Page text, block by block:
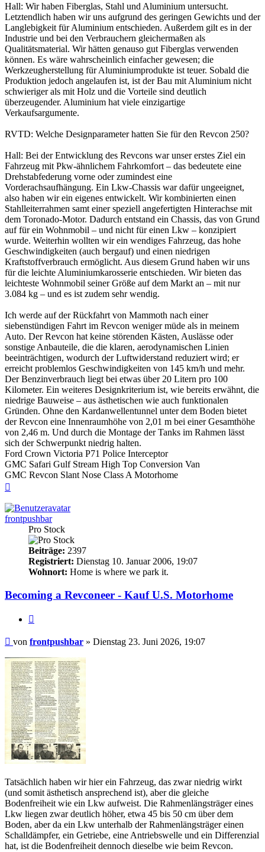
Hall: Wir haben Fiberglas, Stahl und Aluminium untersucht.
Letztendlich haben wir uns aufgrund des geringen Gewichts und der
Langlebigkeit für Aluminium entschieden. Außerdem gilt es in der
Industrie und bei den Verbrauchern gleichermaßen als
Qualitätsmaterial. Wir hätten genauso gut Fiberglas verwenden
können. Es wäre wahrscheinlich einfacher gewesen; die
Werkzeugherstellung für Aluminiumprodukte ist teuer. Sobald die
Produktion jedoch angelaufen ist, ist der Bau mit Aluminium nicht
schwieriger als mit Holz und die Vorteile sind deutlich
überzeugender. Aluminium hat viele einzigartige
Verkaufsargumente.
RVTD: Welche Designparameter hatten Sie für den Revcon 250?
Hall: Bei der Entwicklung des Revcons war unser erstes Ziel ein
Fahrzeug mit Pkw-ähnlichem Fahrkomfort – das bedeutete eine
Drehstabfederung vorne oder zumindest eine
Vorderachsaufhängung. Ein Lkw-Chassis war dafür ungeeignet,
also haben wir ein eigenes entwickelt. Wir kombinierten einen
Stahlleiterrahmen samt einer speziell angefertigten Hinterachse mit
dem Toronado-Motor. Dadurch entstand ein Chassis, das von Grund
auf für ein Wohnmobil – und nicht für einen Lkw – konzipiert
wurde. Weiterhin wollten wir ein wendiges Fahrzeug, das hohe
Geschwindigkeiten (auch bergauf) und einen niedrigen
Kraftstoffverbrauch ermöglicht. Aus diesem Grund haben wir uns
für die leichte Aluminiumkarosserie entschieden. Wir bieten das
leichteste Wohnmobil seiner Größe auf dem Markt an – mit nur
3.084 kg – und es ist zudem sehr wendig.
Ich werde auf der Rückfahrt von Mammoth nach einer
siebenstündigen Fahrt im Revcon weniger müde als in meinem
Auto. Der Revcon hat keine störenden Kästen, Auslässe oder
sonstige Anbauteile, die die klaren, aerodynamischen Linien
beeinträchtigen, wodurch der Luftwiderstand reduziert wird; er
erreicht problemlos Geschwindigkeiten von 145 km/h und mehr.
Der Benzinverbrauch liegt bei etwas über 20 Litern pro 100
Kilometer. Ein weiteres Designkriterium ist, wie bereits erwähnt, die
niedrige Bauweise – aus ästhetischen wie auch funktionalen
Gründen. Ohne den Kardanwellentunnel unter dem Boden bietet
der Revcon eine Innenraumhöhe von 2,01 m bei einer Gesamthöhe
von 2,46 m. ​​Und durch die Montage der Tanks im Rahmen lässt
sich der Schwerpunkt niedrig halten.
Ford Crown Victoria P71 Police Interceptor
GMC Safari Gulf Stream High Top Conversion Van
GMC Revcon Slant Nose Class A Motorhome
frontpushbar
Pro Stock
Beiträge: 2397
Registriert: Dienstag 10. Januar 2006, 19:07
Wohnort: Home is where we park it.
Becoming a Revconeer - Kauf U.S. Motorhome
Beitrag
von frontpushbar » Dienstag 23. Juni 2026, 19:07
Tatsächlich haben wir hier ein Fahrzeug, das zwar niedrig wirkt
(und somit ästhetisch ansprechend ist), aber die gleiche
Bodenfreiheit wie ein Lkw aufweist. Die Rahmenlängsträger eines
Lkw liegen zwar deutlich höher, etwa 45 bis 50 cm über dem
Boden, aber da ein Lkw unterhalb der Rahmenlängsträger einen
Schalldämpfer, ein Getriebe, eine Antriebswelle und ein Differenzial
hat, ist die Bodenfreiheit dennoch dieselbe wie beim Revcon.